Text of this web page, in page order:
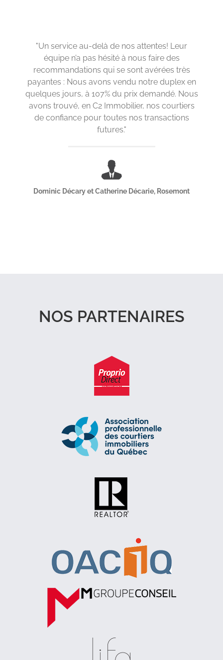
"Un service au-delà de nos attentes! Leur
équipe n’a pas hésité à nous faire des
recommandations qui se sont avérées très
payantes : Nous avons vendu notre duplex en
quelques jours, à 107% du prix demandé. Nous
avons trouvé, en C2 Immobilier, nos courtiers
de confiance pour toutes nos transactions
futures."
Dominic Décary et Catherine Décarie, Rosemont
NOS PARTENAIRES